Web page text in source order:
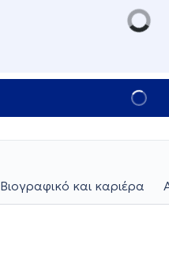
Βιογραφικό και καριέρα